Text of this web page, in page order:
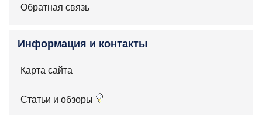
Обратная связь
Информация и контакты
Карта сайта
Статьи и обзоры